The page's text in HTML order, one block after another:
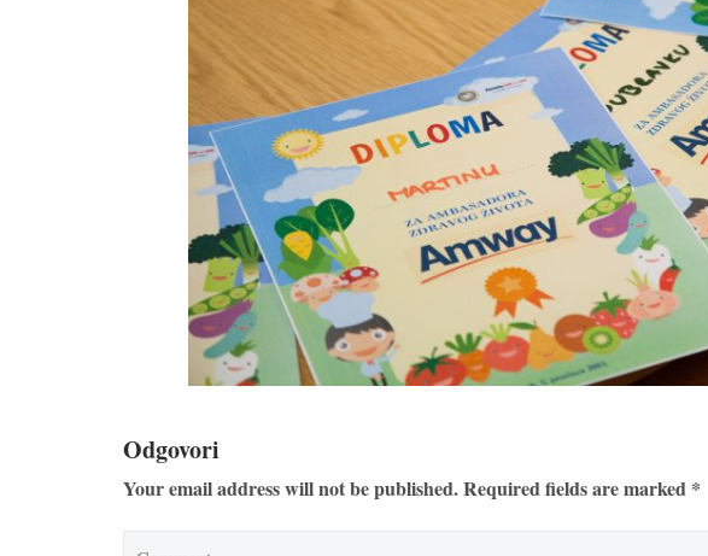
Odgovori
Your email address will not be published. Required fields are marked *